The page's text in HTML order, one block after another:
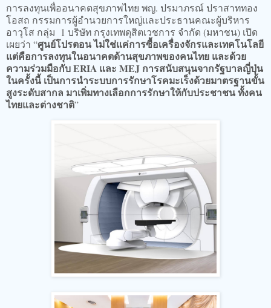
การลงทุนเพื่ออนาคตสุขภาพไทย พญ. ปรมาภรณ์ ปราสาททอง
โอสถ กรรมการผู้อำนวยการใหญ่และประธานคณะผู้บริหาร
อาวุโส กลุ่ม 1 บริษัท กรุงเทพดุสิตเวชการ จำกัด (มหาชน) เปิด
เผยว่า “ศูนย์โปรตอน ไม่ใช่แค่การซื้อเครื่องจักรและเทคโนโลยี
แต่คือการลงทุนในอนาคตด้านสุขภาพของคนไทย และด้วย
ความร่วมมือกับ ERIA และ MEJ การสนับสนุนจากรัฐบาลญี่ปุ่น
ในครั้งนี้ เป็นการนำระบบการรักษาโรคมะเร็งด้วยมาตรฐานขั้น
สูงระดับสากล มาเพิ่มทางเลือกการรักษาให้กับประชาชน ทั้งคน
ไทยและต่างชาติ”